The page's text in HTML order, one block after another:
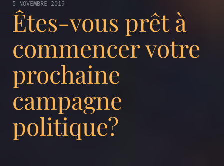
5 NOVEMBRE 2019
Êtes-vous prêt à
commencer votre
prochaine
campagne
politique?